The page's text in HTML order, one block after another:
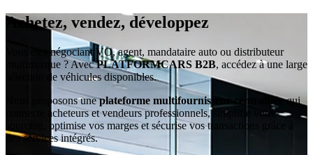
Achetez, vendez, développez
Vous êtes négociant VO, agent, mandataire auto ou distributeur
multimarque ? AvecPLATFORMCARS B2B, accédez à une large
sélection de véhicules disponibles.
Nous proposons uneplateforme multifournisseur centraliséequi
connecte acheteurs et vendeurs professionnels, simplifie votre
sourcing, optimise vos marges et sécurise vos transactions grâce à
des services intégrés.